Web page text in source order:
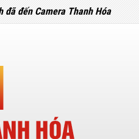
đã đến Camera Thanh Hóa